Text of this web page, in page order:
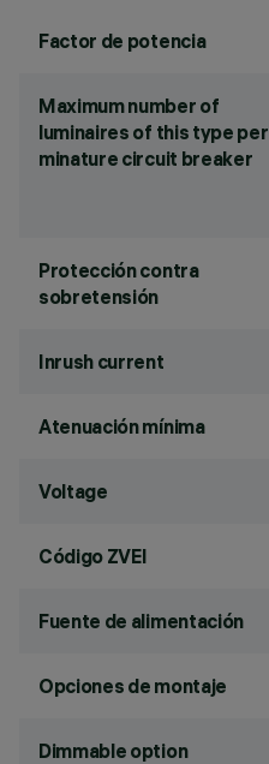
Factor de potencia
Maximum number of
luminaires of this type per
minature circuit breaker
Protección contra
sobretensión
Inrush current
Atenuación mínima
Voltage
Código ZVEI
Fuente de alimentación
Opciones de montaje
Dimmable option